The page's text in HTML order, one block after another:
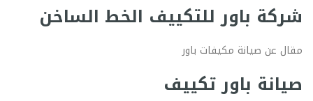
شركة باور للتكييف الخط الساخن
مقال عن صيانة مكيفات باور
صيانة باور تكييف